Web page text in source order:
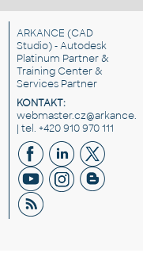
ARKANCE (CAD
Studio) - Autodesk
Platinum Partner &
Training Center &
Services Partner
KONTAKT:
| tel. +420 910 970 111